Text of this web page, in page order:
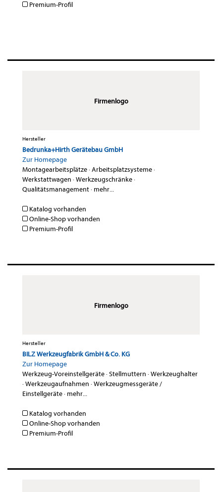
Premium-Profil
Firmenlogo
Hersteller
Bedrunka+Hirth Gerätebau GmbH
Zur Homepage
Montagearbeitsplätze·Arbeitsplatzsysteme·
Werkstattwagen ·Werkzeugschränke·
Qualitätsmanagement· mehr...
Katalog vorhanden
Online-Shop vorhanden
Premium-Profil
Firmenlogo
Hersteller
BILZ Werkzeugfabrik GmbH & Co. KG
Zur Homepage
Werkzeug-Voreinstellgeräte·Stellmuttern ·Werkzeughalter
·Werkzeugaufnahmen ·Werkzeugmessgeräte /
Einstellgeräte· mehr...
Katalog vorhanden
Online-Shop vorhanden
Premium-Profil